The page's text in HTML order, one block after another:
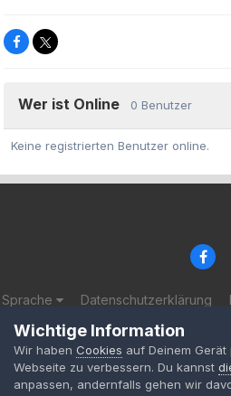
Wer ist Online 0 Benutzer
Keine registrierten Benutzer online.
Sprache Datenschutzerklärung
© 2002-2025 BF-
Powered by Invision
Wichtige Information
Wir haben Cookies auf Deinem
Webseite zu verbessern. Du kannst
anpassen, andernfalls gehen wir